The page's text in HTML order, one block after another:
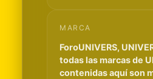
MARCA
ForoUNIVERS,
todas las marcas de
contenidas aquí son